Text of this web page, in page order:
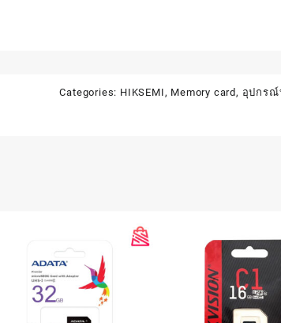
Categories: HIKSEMI, Memory card, อุปกร